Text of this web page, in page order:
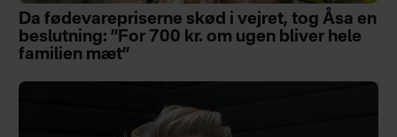
Da fødevarepriserne skød i vejret, tog Åsa en
beslutning: ”For 700 kr. om ugen bliver hele
familien mæt”